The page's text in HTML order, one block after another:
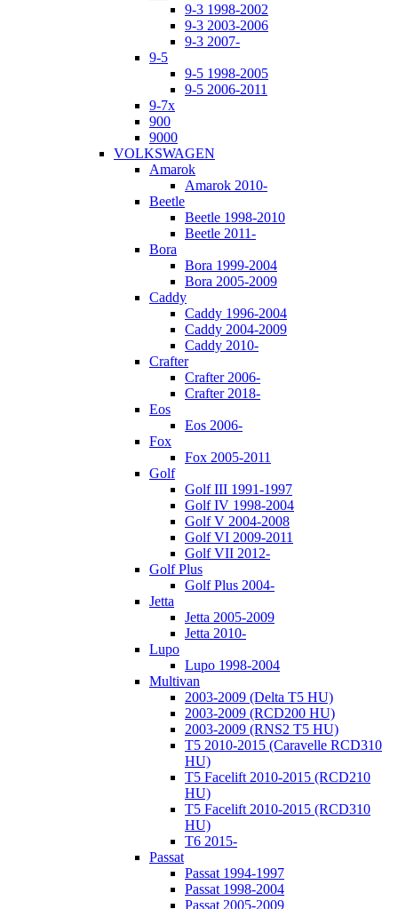
9-3 1998-2002
9-3 2003-2006
9-3 2007-
9-5
9-5 1998-2005
9-5 2006-2011
9-7x
900
9000
VOLKSWAGEN
Amarok
Amarok 2010-
Beetle
Beetle 1998-2010
Beetle 2011-
Bora
Bora 1999-2004
Bora 2005-2009
Caddy
Caddy 1996-2004
Caddy 2004-2009
Caddy 2010-
Crafter
Crafter 2006-
Crafter 2018-
Eos
Eos 2006-
Fox
Fox 2005-2011
Golf
Golf III 1991-1997
Golf IV 1998-2004
Golf V 2004-2008
Golf VI 2009-2011
Golf VII 2012-
Golf Plus
Golf Plus 2004-
Jetta
Jetta 2005-2009
Jetta 2010-
Lupo
Lupo 1998-2004
Multivan
2003-2009 (Delta T5 HU)
2003-2009 (RCD200 HU)
2003-2009 (RNS2 T5 HU)
T5 2010-2015 (Caravelle RCD310
HU)
T5 Facelift 2010-2015 (RCD210
HU)
T5 Facelift 2010-2015 (RCD310
HU)
T6 2015-
Passat
Passat 1994-1997
Passat 1998-2004
Passat 2005-2009